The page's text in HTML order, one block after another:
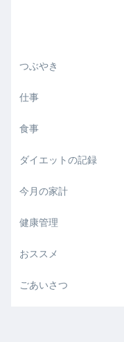
つぶやき
仕事
食事
ダイエットの記録
今月の家計
健康管理
おススメ
ごあいさつ